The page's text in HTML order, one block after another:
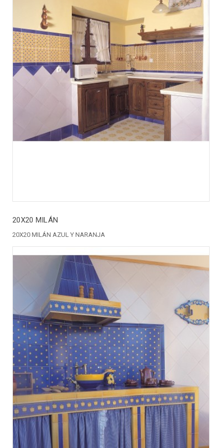
20X20 MILÁN
20X20 MILÁN AZUL Y NARANJA